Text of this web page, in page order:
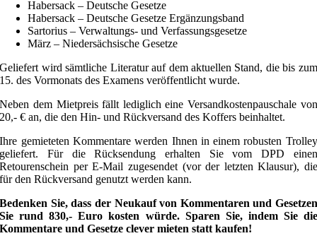
Habersack – Deutsche Gesetze
Habersack – Deutsche Gesetze Ergänzungsband
Sartorius – Verwaltungs- und Verfassungsgesetze
März – Niedersächsische Gesetze
Geliefert wird sämtliche Literatur auf dem aktuellen Stand, die bis zum
15. des Vormonats des Examens veröffentlicht wurde.
Neben dem Mietpreis fällt lediglich eine Versandkostenpauschale von
20,- € an, die den Hin- und Rückversand des Koffers beinhaltet.
Ihre gemieteten Kommentare werden Ihnen in einem robusten Trolley
geliefert. Für die Rücksendung erhalten Sie vom DPD einen
Retourenschein per E-Mail zugesendet (vor der letzten Klausur), die
für den Rückversand genutzt werden kann.
Bedenken Sie, dass der Neukauf von Kommentaren und Gesetzen
Sie rund 830,- Euro kosten würde. Sparen Sie, indem Sie die
Kommentare und Gesetze clever mieten statt kaufen!